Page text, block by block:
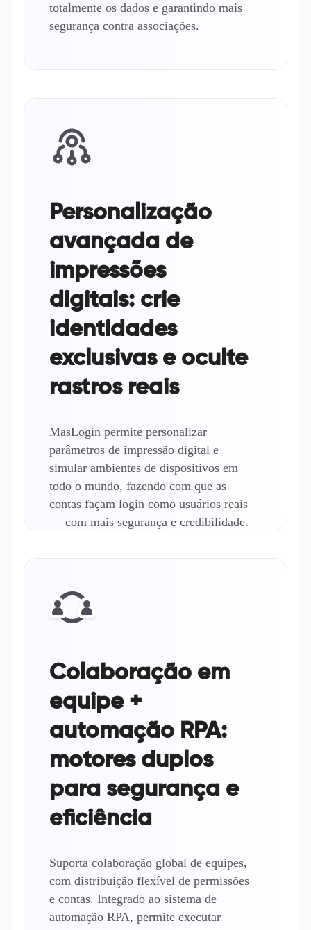
totalmente os dados e garantindo mais
segurança contra associações.
Personalização
avançada de
impressões
digitais: crie
identidades
exclusivas e oculte
rastros reais
MasLogin permite personalizar
parâmetros de impressão digital e
simular ambientes de dispositivos em
todo o mundo, fazendo com que as
contas façam login como usuários reais
— com mais segurança e credibilidade.
Colaboração em
equipe +
automação RPA:
motores duplos
para segurança e
eficiência
Suporta colaboração global de equipes,
com distribuição flexível de permissões
e contas. Integrado ao sistema de
automação RPA, permite executar